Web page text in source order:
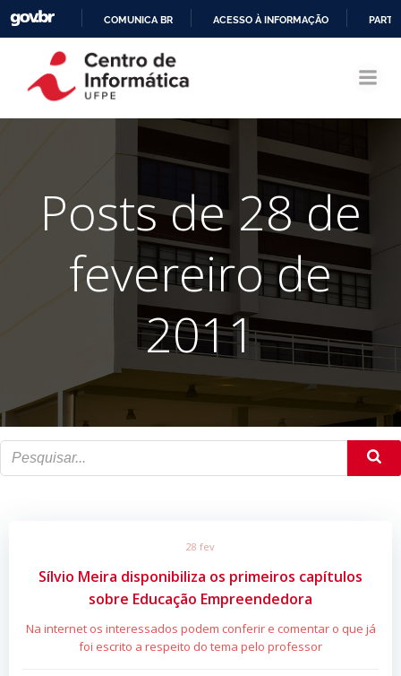
CONTEÚDO
COMUNICA BR ACESSO À INFORMAÇÃO
Posts de 28 de
fevereiro de
2011
28 fev
Sílvio Meira disponibiliza os primeiros capítulos
sobre Educação Empreendedora
Na internet os interessados podem conferir e comentar o que já
foi escrito a respeito do tema pelo professor